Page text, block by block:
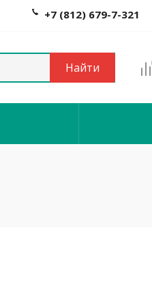
+7 (812) 679-7-321
Найти